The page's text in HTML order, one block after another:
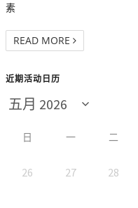
素
READ MORE
近期活动日历
日 一 二
26 27 28